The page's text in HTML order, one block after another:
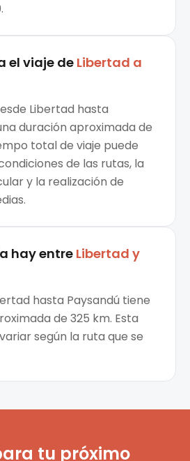
el viaje de Libertad a
Libertad hasta
duración aproximada de
total de viaje puede
de las rutas, la
y la realización de
hay entreLibertad y
hasta Paysandú tiene
de 325 km. Esta
según la ruta que se
tu próximo